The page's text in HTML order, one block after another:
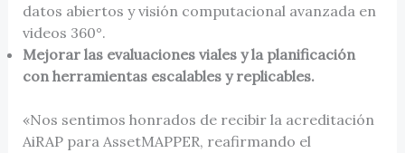
datos abiertos y visión computacional avanzada en
videos 360°.
Mejorar las evaluaciones viales y la planificación
con herramientas escalables y replicables.
«Nos sentimos honrados de recibir la acreditación
AiRAP para AssetMAPPER, reafirmando el